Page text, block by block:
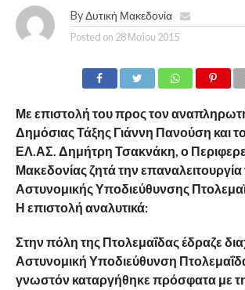
By Δυτική Μακεδονία
Posted on 28 Μαΐου 2015
Με επιστολή του προς τον
Δημόσιας Τάξης Γιάννη Πανούση και
ΕΛ.ΑΣ. Δημήτρη Τσακνάκη, ο
Μακεδονίας ζητά την επαναλειτουργία
Αστυνομικής Υποδιεύθυνσης
Η επιστολή αναλυτικά:
Στην πόλη της Πτολεμαΐδας έδραζε
Αστυνομική Υποδιεύθυνση
γνωστόν καταργήθηκε πρόσφατα με